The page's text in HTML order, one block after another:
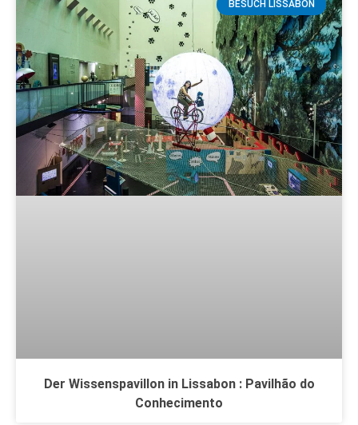
BESUCH LISSABON
Der Wissenspavillon in Lissabon : Pavilhão do
Conhecimento